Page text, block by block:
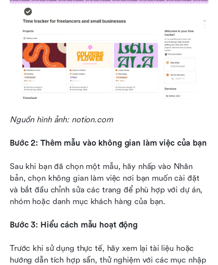
Nguồn hình ảnh: notion.com
Bước 2: Thêm mẫu vào không gian làm việc của bạn
Sau khi bạn đã chọn một mẫu, hãy nhấp vào Nhân
bản, chọn không gian làm việc nơi bạn muốn cài đặt
và bắt đầu chỉnh sửa các trang để phù hợp với dự án,
nhóm hoặc danh mục khách hàng của bạn.
Bước 3: Hiểu cách mẫu hoạt động
Trước khi sử dụng thực tế, hãy xem lại tài liệu hoặc
hướng dẫn tích hợp sẵn, thử nghiệm với các mục nhập